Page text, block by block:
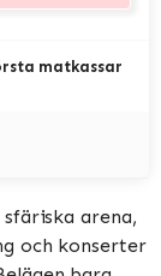
matkassar
arena,
och konserter